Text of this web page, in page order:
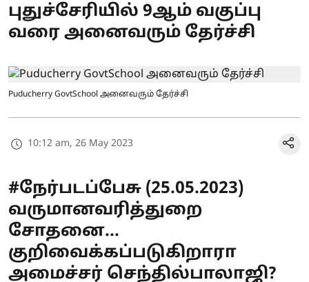
புதுச்சேரியில் 9ஆம் வகுப்பு
வரை அனைவரும் தேர்ச்சி
Puducherry GovtSchool அனைவரும் தேர்ச்சி
10:12 am, 26 May 2023
#நேர்படப்பேசு (25.05.2023)
வருமானவரித்துறை
சோதனை...
குறிவைக்கப்படுகிறாரா
அமைச்சர் செந்தில்பாலாஜி?